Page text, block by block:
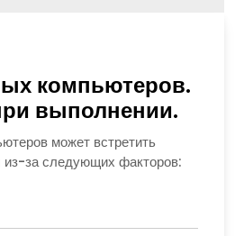
компьютеров.
выполнении.
может встретить
за следующих факторов: